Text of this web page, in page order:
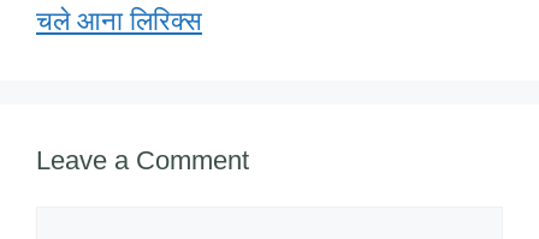
चले आना लिरिक्स
Leave a Comment